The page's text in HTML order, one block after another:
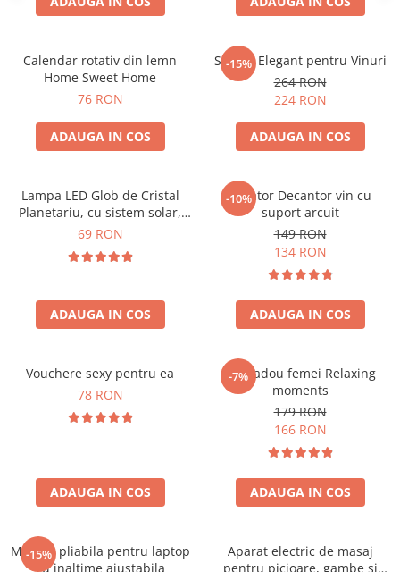
Calendar rotativ din lemn
Home Sweet Home
76 RON
ADAUGA IN COS
-15%
Suport Elegant pentru Vinuri
264 RON
224 RON
ADAUGA IN COS
Lampa LED Glob de Cristal
Planetariu, cu sistem solar,
cadou captivant
69 RON
ADAUGA IN COS
-10%
Aerator Decantor vin cu
suport arcuit
149 RON
134 RON
ADAUGA IN COS
Vouchere sexy pentru ea
78 RON
ADAUGA IN COS
-7%
Set cadou femei Relaxing
moments
179 RON
166 RON
ADAUGA IN COS
-15%
Masuta pliabila pentru laptop
cu inaltime ajustabila
Aparat electric de masaj
pentru picioare, gambe si